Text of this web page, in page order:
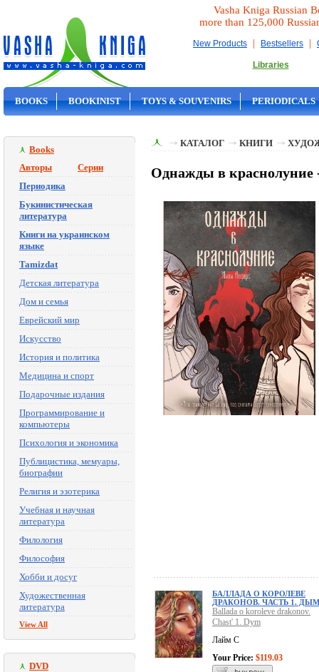
Vasha Kniga Russian
more than 125,000
New Products | Bestsellers |
Libraries
BOOKS BOOKINIST TOYS & SOUVENIRS PERIODICALS
Books
Авторы
Серии
Периодика
Букинистическая
литература
Книги на украинском
языке
Tamizdat
Детская литература
Дом и семья
Еврейский мир
Искусство
История и политика
Медицина и спорт
Подарочные издания
Программирование и
компьютеры
Психология и экономика
Публицистика, мемуары,
биографии
Религия и эзотерика
Учебная и научная
литература
Филология
Философия
Хобби и досуг
Художественная
литература
View All
DVD
КАТАЛОГ КНИГИ
Однажды в краснолуние
БАЛЛАДА О КОРОЛЕВЕ
ДРАКОНОВ. ЧАСТЬ 1. ДЫМ
Ballada o koroleve drakonov.
Chast' 1. Dym
Лайм С
Your Price: $119.03